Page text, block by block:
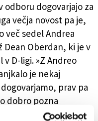
odboru dogovarjajo za
večja novost pa je,
več sedel Andrea
Dean Oberdan, ki je v
D-ligi. »Z Andreo
je nekaj
prav pa
dobro pozna
po opravljenem